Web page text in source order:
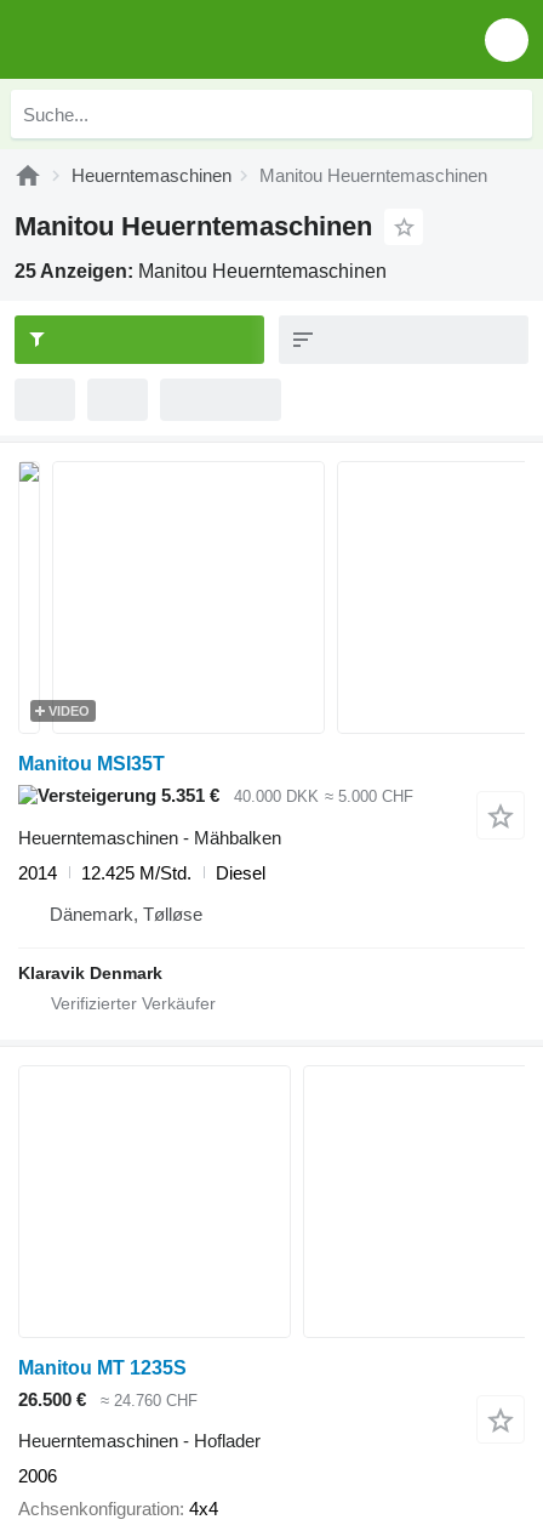
Heuerntemaschinen Manitou Heuerntemaschinen
Manitou Heuerntemaschinen
25 Anzeigen: Manitou Heuerntemaschinen
VIDEO
Manitou MSI35T
5.351 €
40.000 DKK ≈ 5.000 CHF
Heuerntemaschinen - Mähbalken
2014
12.425 M/Std.
Diesel
Dänemark, Tølløse
Klaravik Denmark
Manitou MT 1235S
26.500 €
≈ 24.760 CHF
Heuerntemaschinen - Hoflader
2006
Achsenkonfiguration 4x4